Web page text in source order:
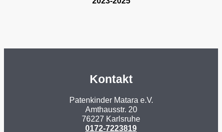
Kontakt
Patenkinder Matara e.V.
Amthausstr. 20
76227 Karlsruhe
0172-7223819